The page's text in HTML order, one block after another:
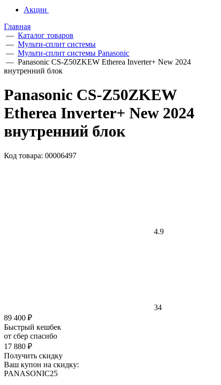
Акции
Главная
— Каталог товаров
— Мульти-сплит системы
— Мульти-сплит системы Panasonic
— Panasonic CS-Z50ZKEW Etherea Inverter+ New 2024
внутренний блок
Panasonic CS-Z50ZKEW
Etherea Inverter+ New 2024
внутренний блок
Код товара: 00006497
4.9
34
89 400 ₽
Быстрый кешбек
от сбер спасибо
17 880 ₽
Получить скидку
Ваш купон на скидку:
PANASONIC25